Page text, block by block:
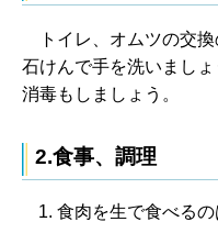
トイレ 、オムツの交
石けんで手を洗いまし
消毒もしましょう。
2.食事、調理
食肉を生で食べるの